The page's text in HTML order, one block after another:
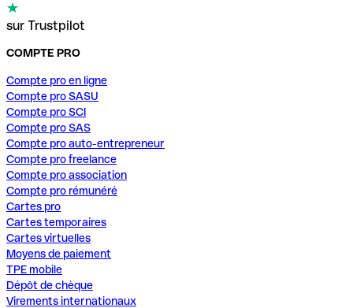
sur Trustpilot
COMPTE PRO
Compte pro en ligne
Compte pro SASU
Compte pro SCI
Compte pro SAS
Compte pro auto-entrepreneur
Compte pro freelance
Compte pro association
Compte pro rémunéré
Cartes pro
Cartes temporaires
Cartes virtuelles
Moyens de paiement
TPE mobile
Dépôt de chèque
Virements internationaux